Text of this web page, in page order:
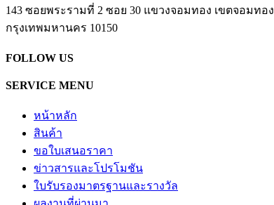
143 ซอยพระรามที่ 2 ซอย 30 แขวงจอมทอง เขตจอมทอง
​กรุงเทพมหานคร 10150
FOLLOW US
SERVICE MENU
หน้าหลัก
สินค้า
ขอใบเสนอราคา
ข่าวสารและโปรโมชัน
ใบรับรองมาตรฐานและรางวัล